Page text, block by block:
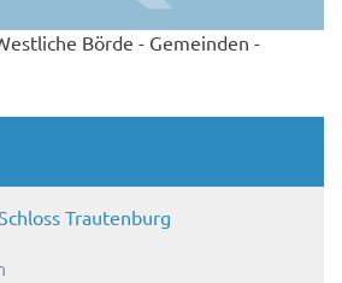
Börde - Gemeinden -
Trautenburg